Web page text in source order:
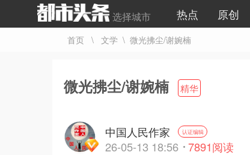
选择城市 热点 原创
首页 \ 文学 \ 微光拂尘/谢婉楠
微光拂尘/谢婉楠 精华
中国人民作家 认证编辑
26-05-13 18:56 7891阅读